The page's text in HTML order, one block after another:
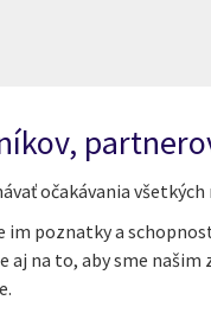
očakávania
poznatky a
na to, aby sme